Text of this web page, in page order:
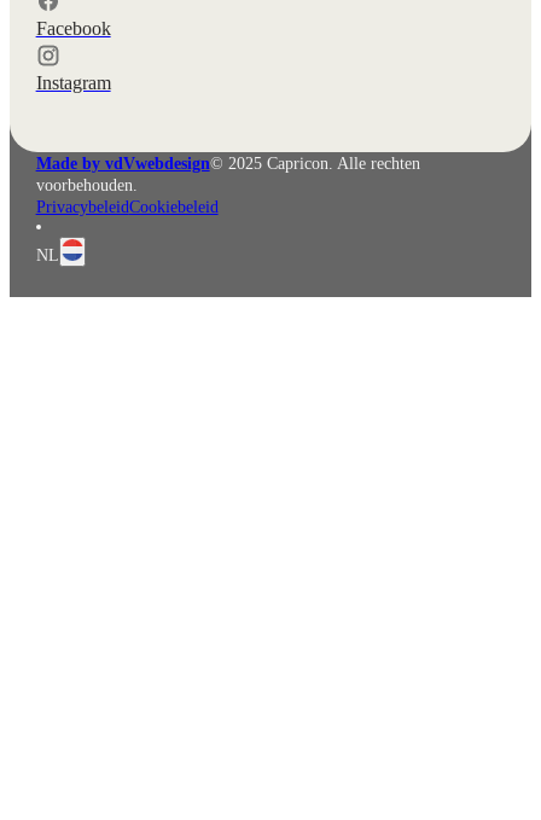
Facebook
Instagram
Made by vdVwebdesign© 2025 Capricon. Alle rechten
voorbehouden.
PrivacybeleidCookiebeleid
NL